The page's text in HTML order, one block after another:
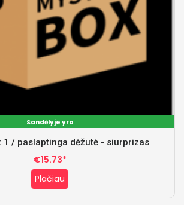
Sandėlyje yra
1 / paslaptinga dėžutė - siurprizas
€15.73*
Plačiau